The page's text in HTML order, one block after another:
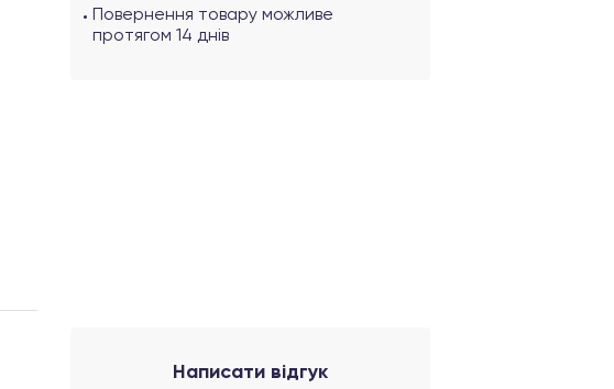
Повернення товару можливе
протягом 14 днів
Написати відгук